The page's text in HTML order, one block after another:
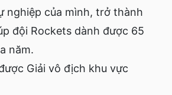
của mình, trở thành
đội Rockets dành được 65
năm.
Giải vô địch khu vực